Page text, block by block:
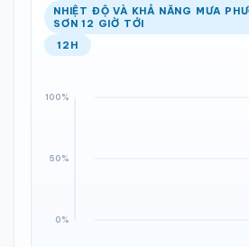
Ổn định Khả
NHIỆT ĐỘ VÀ KHẢ NĂNG MƯA
SƠN 12 GIỜ TỚI
12H